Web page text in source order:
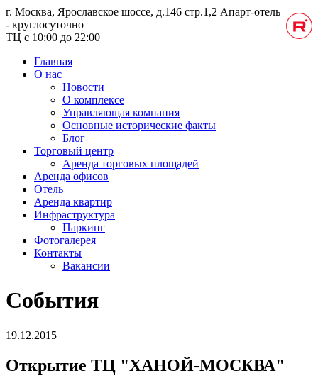
г. Москва, Ярославское шоссе, д.146 стр.1,2 Апарт-отель
- круглосуточно
ТЦ с 10:00 до 22:00
Главная
О нас
Новости
О комплексе
Управляющая компания
Основные исторические факты
Блог
Торговый центр
Аренда торговых площадей
Аренда офисов
Отель
Аренда квартир
Инфраструктура
Паркинг
Фотогалерея
Контакты
Вакансии
События
19.12.2015
Открытие ТЦ "ХАНОЙ-МОСКВА"